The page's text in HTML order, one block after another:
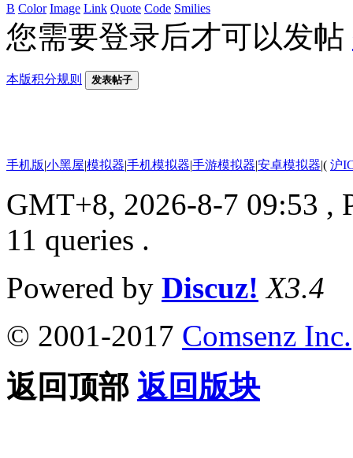
B Color Image Link Quote Code Smilies
您需要登录后才可以发帖
本版积分规则 发表帖子
手机版|小黑屋|模拟器|手机模拟器|手游模拟器|安卓模拟器|( 沪
GMT+8, 2026-8-7 09:53 ,
11 queries .
Powered by Discuz! X3.4
© 2001-2017 Comsenz Inc.
返回顶部 返回版块